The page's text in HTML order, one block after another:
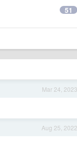
51
Mar 24, 2023
Aug 25, 2022